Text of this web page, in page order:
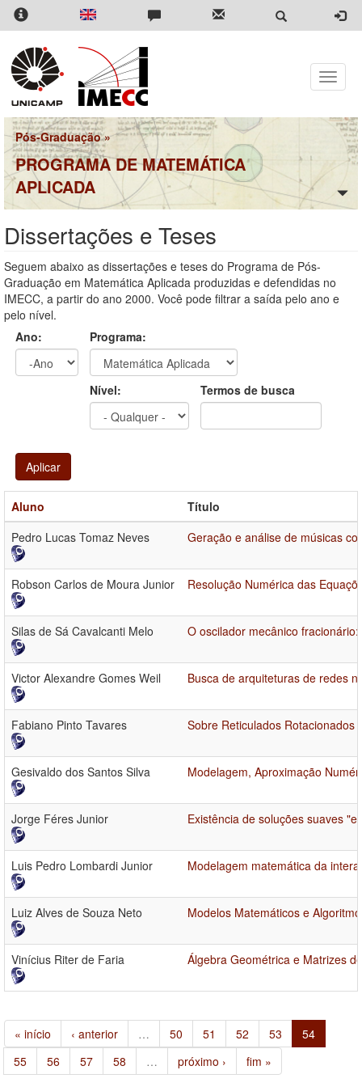
Pular
para
conteúdo
principal
Toggle
Pós-Graduação»
PROGRAMA DE MATEMÁTICA
APLICADA
Dissertações e Teses
Seguem abaixo as dissertações e teses do Programa de Pós-
Graduação em Matemática Aplicada produzidas e defendidas no
IMECC, a partir do ano 2000. Você pode filtrar a saída pelo ano e
pelo nível.
Ano:
Programa:
Nível: Termos de busca
Aplicar
Aluno
Título
Pedro Lucas Tomaz Neves
Geração e análise de músicas
Robson Carlos de Moura Junior Resolução Numérica das
Silas de Sá Cavalcanti Melo O oscilador mecânico
Victor Alexandre Gomes Weil Busca de arquiteturas de redes
Fabiano Pinto Tavares Sobre Reticulados Rotacionados
Gesivaldo dos Santos Silva Modelagem, Aproximação
Jorge Féres Junior Existência de soluções suaves
Luis Pedro Lombardi Junior Modelagem matemática da
Luiz Alves de Souza Neto Modelos Matemáticos e
Vinícius Riter de Faria Álgebra Geométrica e Matrizes
« início ‹ anterior … 50 51 52 53
54
55
56 57 58 … próximo › fim »